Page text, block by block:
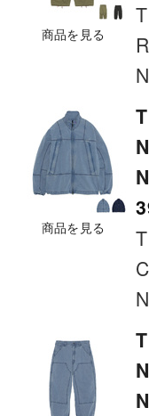
商品を見る
商品を見る